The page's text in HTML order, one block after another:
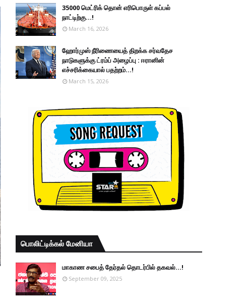
35000 மெட்ரிக் தொன் எரிபொருள் கப்பல்
நாட்டிற்கு...!
March 16, 2026
ஹோர்முஸ் நீரிணையைத் திறக்க சர்வதேச
நாடுகளுக்கு ட்ரம்ப் அழைப்பு : ஈரானின்
எச்சரிக்கையால் பதற்றம்...!
March 15, 2026
பொலிட்டிக்கல் மேனியா
மாகாண சபைத் தேர்தல் தொடர்பில் தகவல்...!
September 09, 2025